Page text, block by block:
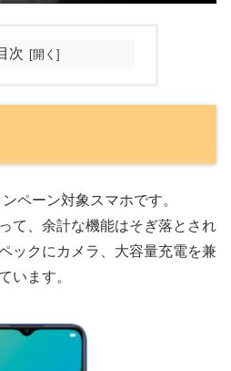
次
ペーン対象スマホです。
て、余計な機能はそぎ落とされ
ックにカメラ、大容量充電を兼
います。